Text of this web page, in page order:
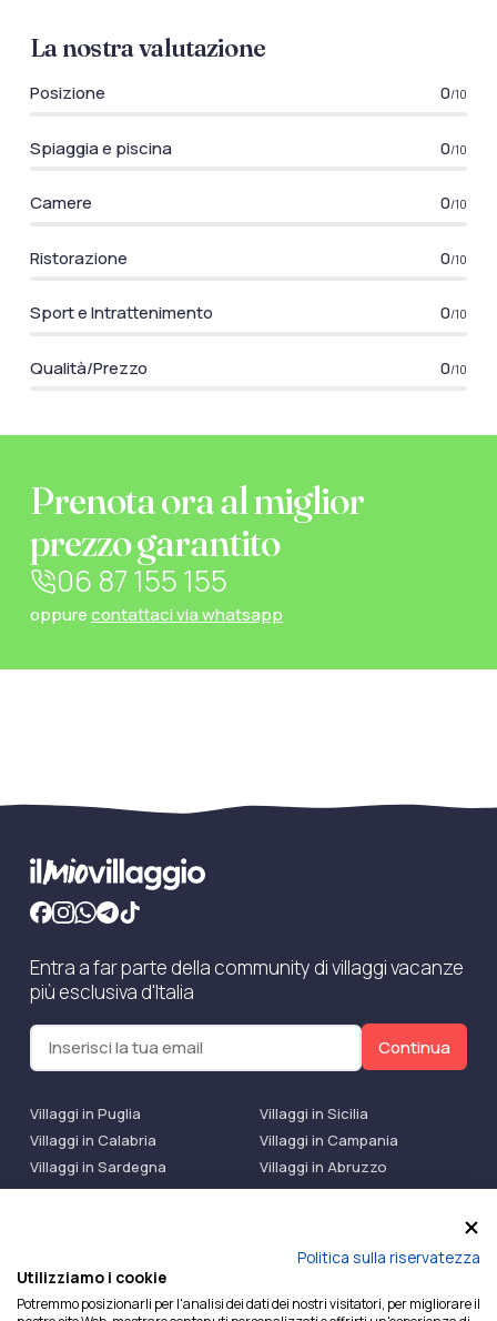
La nostra valutazione
Posizione 0/10
Spiaggia e piscina 0/10
Camere 0/10
Ristorazione 0/10
Sport e Intrattenimento 0/10
Qualità/Prezzo 0/10
Prenota ora al miglior
prezzo garantito
06 87 155 155
oppurecontattaci via whatsapp
Entra a far parte della community di villaggi vacanze
più esclusiva d'Italia
Continua
Villaggi in Puglia
Villaggi in Sicilia
Villaggi in Calabria
Villaggi in Campania
Villaggi in Sardegna
Villaggi in Abruzzo
Villaggi Bluserena
Villaggi TH Resort
Ilmiovillaggio è un marchio di Ekiwi S.r.l.
Politica sulla riservatezza
Utilizziamo i cookie
Potremmo posizionarli per l'analisi dei dati dei nostri visitatori, per migliorare il